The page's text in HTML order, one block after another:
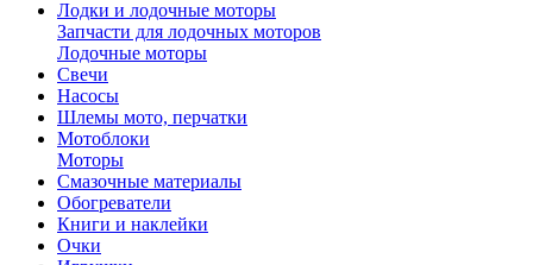
Лодки и лодочные моторы
Запчасти для лодочных моторов
Лодочные моторы
Свечи
Насосы
Шлемы мото, перчатки
Мотоблоки
Моторы
Смазочные материалы
Обогреватели
Книги и наклейки
Очки